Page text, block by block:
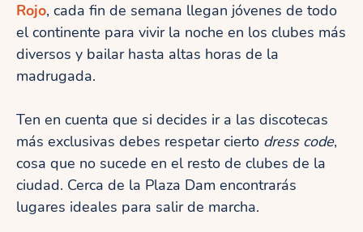
Rojo, cada fin de semana llegan jóvenes de todo
el continente para vivir la noche en los clubes más
diversos y bailar hasta altas horas de la
madrugada.
Ten en cuenta que si decides ir a las discotecas
más exclusivas debes respetar cierto dress code,
cosa que no sucede en el resto de clubes de la
ciudad. Cerca de la Plaza Dam encontrarás
lugares ideales para salir de marcha.